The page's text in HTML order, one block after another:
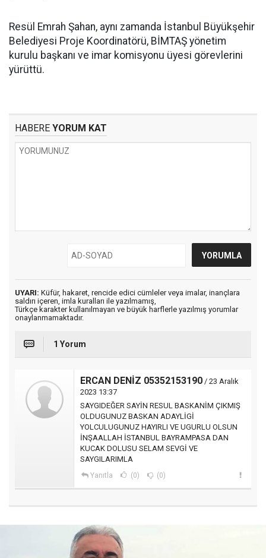
Resül Emrah Şahan, aynı zamanda İstanbul Büyükşehir
Belediyesi Proje Koordinatörü, BİMTAŞ yönetim
kurulu başkanı ve imar komisyonu üyesi görevlerini
yürüttü.
HABERE YORUM KAT
UYARI: Küfür, hakaret, rencide edici cümleler veya imalar, inançlara
saldırı içeren, imla kuralları ile yazılmamış,
Türkçe karakter kullanılmayan ve büyük harflerle yazılmış yorumlar
onaylanmamaktadır.
1 Yorum
ERCAN DENİZ 05352153190 / 23 Aralık
2023 13:37
SAYGIDEĞER SAYİN RESUL BASKANİM ÇIKMIŞ
OLDUGUNUZ BASKAN ADAYLİGİ
YOLCULUGUNUZ HAYIRLI VE UGURLU OLSUN
İNŞAALLAH İSTANBUL BAYRAMPASA DAN
KUCAK DOLUSU SELAM SEVGİ VE
SAYGILARIMLA
Yanıtla (0) (0)